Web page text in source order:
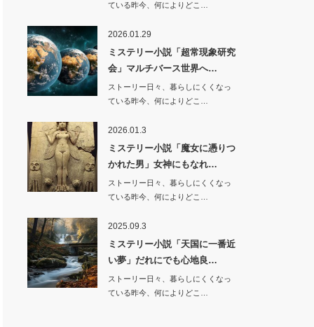
ている昨今、何によりどこ…
2026.01.29
ミステリー小説「超常現象研究
会」マルチバース世界へ…
ストーリー日々、暮らしにくくなっ
ている昨今、何によりどこ…
2026.01.3
ミステリー小説「魔女に憑りつ
かれた男」女神にもなれ…
ストーリー日々、暮らしにくくなっ
ている昨今、何によりどこ…
2025.09.3
ミステリー小説「天国に一番近
い夢」だれにでも心地良…
ストーリー日々、暮らしにくくなっ
ている昨今、何によりどこ…